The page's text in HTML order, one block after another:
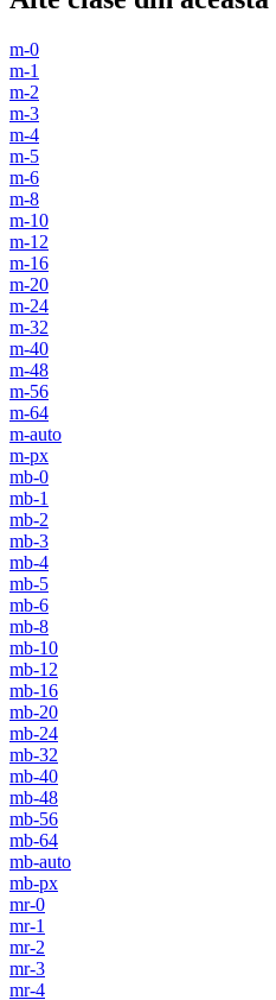
m-0
m-1
m-2
m-3
m-4
m-5
m-6
m-8
m-10
m-12
m-16
m-20
m-24
m-32
m-40
m-48
m-56
m-64
m-auto
m-px
mb-0
mb-1
mb-2
mb-3
mb-4
mb-5
mb-6
mb-8
mb-10
mb-12
mb-16
mb-20
mb-24
mb-32
mb-40
mb-48
mb-56
mb-64
mb-auto
mb-px
mr-0
mr-1
mr-2
mr-3
mr-4